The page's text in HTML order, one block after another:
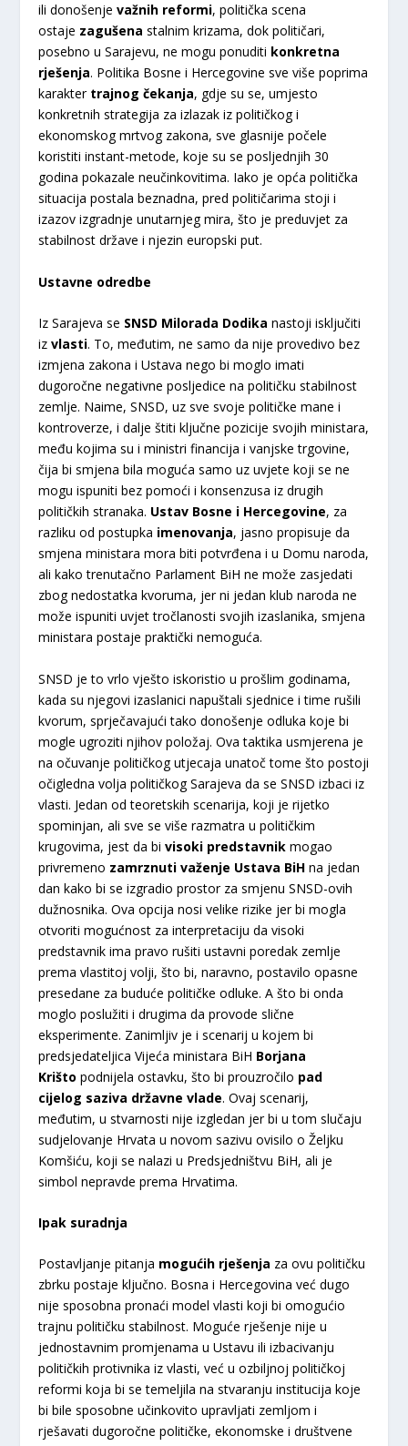
ili donošenjevažnih reformi, politička scena
ostaje zagušenastalnim krizama, dok političari,
posebno u Sarajevu, ne mogu ponuditi konkretna
rješenja. Politika Bosne i Hercegovine sve više poprima
karakter trajnog čekanja, gdje su se, umjesto
konkretnih strategija za izlazak iz političkog i
ekonomskog mrtvog zakona, sve glasnije počele
koristiti instant-metode, koje su se posljednjih 30
godina pokazale neučinkovitima. Iako je opća politička
situacija postala beznadna, pred političarima stoji i
izazov izgradnje unutarnjeg mira, što je preduvjet za
stabilnost države i njezin europski put.
Ustavne odredbe
Iz Sarajeva se SNSD Milorada Dodika nastoji isključiti
izvlasti. To, međutim, ne samo da nije provedivo bez
izmjena zakona i Ustava nego bi moglo imati
dugoročne negativne posljedice na političku stabilnost
zemlje. Naime, SNSD, uz sve svoje političke mane i
kontroverze, i dalje štiti ključne pozicije svojih ministara,
među kojima su i ministri financija i vanjske trgovine,
čija bi smjena bila moguća samo uz uvjete koji se ne
mogu ispuniti bez pomoći i konsenzusa iz drugih
političkih stranaka. Ustav Bosne i Hercegovine, za
razliku od postupka imenovanja, jasno propisuje da
smjena ministara mora biti potvrđena i u Domu naroda,
ali kako trenutačno Parlament BiH ne može zasjedati
zbog nedostatka kvoruma, jer ni jedan klub naroda ne
može ispuniti uvjet tročlanosti svojih izaslanika, smjena
ministara postaje praktički nemoguća.
SNSD je to vrlo vješto iskoristio u prošlim godinama,
kada su njegovi izaslanici napuštali sjednice i time rušili
kvorum, sprječavajući tako donošenje odluka koje bi
mogle ugroziti njihov položaj. Ova taktika usmjerena je
na očuvanje političkog utjecaja unatoč tome što postoji
očigledna volja političkog Sarajeva da se SNSD izbaci iz
vlasti. Jedan od teoretskih scenarija, koji je rijetko
spominjan, ali sve se više razmatra u političkim
krugovima, jest da bivisoki predstavnik mogao
privremeno zamrznuti važenje Ustava BiH na jedan
dan kako bi se izgradio prostor za smjenu SNSD-ovih
dužnosnika. Ova opcija nosi velike rizike jer bi mogla
otvoriti mogućnost za interpretaciju da visoki
predstavnik ima pravo rušiti ustavni poredak zemlje
prema vlastitoj volji, što bi, naravno, postavilo opasne
presedane za buduće političke odluke. A što bi onda
moglo poslužiti i drugima da provode slične
eksperimente. Zanimljiv je i scenarij u kojem bi
predsjedateljica Vijeća ministara BiH Borjana
Krišto podnijela ostavku, što bi prouzročilo pad
cijelog saziva državne vlade. Ovaj scenarij,
međutim, u stvarnosti nije izgledan jer bi u tom slučaju
sudjelovanje Hrvata u novom sazivu ovisilo o Željku
Komšiću, koji se nalazi u Predsjedništvu BiH, ali je
simbol nepravde prema Hrvatima.
Ipak suradnja
Postavljanje pitanja mogućih rješenja za ovu političku
zbrku postaje ključno. Bosna i Hercegovina već dugo
nije sposobna pronaći model vlasti koji bi omogućio
trajnu političku stabilnost. Moguće rješenje nije u
jednostavnim promjenama u Ustavu ili izbacivanju
političkih protivnika iz vlasti, već u ozbiljnoj političkoj
reformi koja bi se temeljila na stvaranju institucija koje
bi bile sposobne učinkovito upravljati zemljom i
rješavati dugoročne političke, ekonomske i društvene